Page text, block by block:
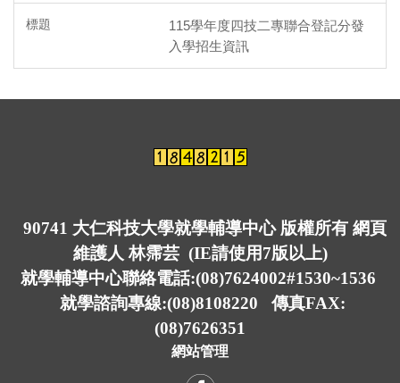
四技甄選入學專區(日間部)
四技身心障礙入學專區
四技日間部單獨招生
四技進修部單獨招生專區
115學年度四技二專聯合登記分發
入學招生資訊
90741 大仁科技大學就學輔導中心 版權所有 網頁
維護人 林霈芸 (IE請使用7版以上)
就學輔導中心聯絡電話:(08)7624002#1530~1536
就學諮詢專線:(08)8108220 傳真FAX:
(08)7626351
網站管理